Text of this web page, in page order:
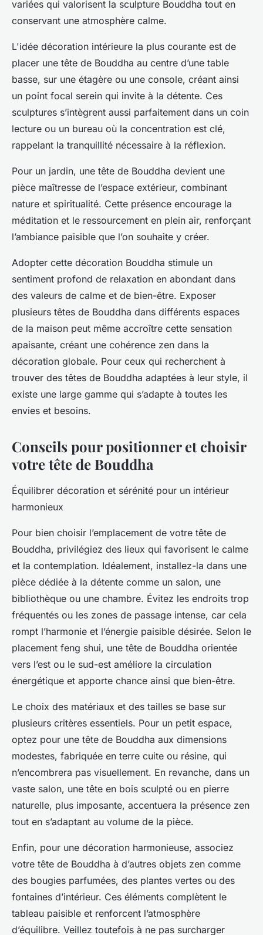
variées qui valorisent la sculpture Bouddha tout en
conservant une atmosphère calme.
L'idée décoration intérieure la plus courante est de
placer une tête de Bouddha au centre d’une table
basse, sur une étagère ou une console, créant ainsi
un point focal serein qui invite à la détente. Ces
sculptures s’intègrent aussi parfaitement dans un coin
lecture ou un bureau où la concentration est clé,
rappelant la tranquillité nécessaire à la réflexion.
Pour un jardin, une tête de Bouddha devient une
pièce maîtresse de l’espace extérieur, combinant
nature et spiritualité. Cette présence encourage la
méditation et le ressourcement en plein air, renforçant
l’ambiance paisible que l’on souhaite y créer.
Adopter cette décoration Bouddha stimule un
sentiment profond de relaxation en abondant dans
des valeurs de calme et de bien-être. Exposer
plusieurs têtes de Bouddha dans différents espaces
de la maison peut même accroître cette sensation
apaisante, créant une cohérence zen dans la
décoration globale. Pour ceux qui recherchent à
trouver des têtes de Bouddha adaptées à leur style, il
existe une large gamme qui s’adapte à toutes les
envies et besoins.
Conseils pour positionner et choisir
votre tête de Bouddha
Équilibrer décoration et sérénité pour un intérieur
harmonieux
Pour bien choisir l’emplacement de votre tête de
Bouddha, privilégiez des lieux qui favorisent le calme
et la contemplation. Idéalement, installez-la dans une
pièce dédiée à la détente comme un salon, une
bibliothèque ou une chambre. Évitez les endroits trop
fréquentés ou les zones de passage intense, car cela
rompt l’harmonie et l’énergie paisible désirée. Selon le
placement feng shui, une tête de Bouddha orientée
vers l’est ou le sud-est améliore la circulation
énergétique et apporte chance ainsi que bien-être.
Le choix des matériaux et des tailles se base sur
plusieurs critères essentiels. Pour un petit espace,
optez pour une tête de Bouddha aux dimensions
modestes, fabriquée en terre cuite ou résine, qui
n’encombrera pas visuellement. En revanche, dans un
vaste salon, une tête en bois sculpté ou en pierre
naturelle, plus imposante, accentuera la présence zen
tout en s’adaptant au volume de la pièce.
Enfin, pour une décoration harmonieuse, associez
votre tête de Bouddha à d’autres objets zen comme
des bougies parfumées, des plantes vertes ou des
fontaines d’intérieur. Ces éléments complètent le
tableau paisible et renforcent l’atmosphère
d’équilibre. Veillez toutefois à ne pas surcharger